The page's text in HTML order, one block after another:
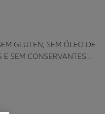
GLUTEN, SEM ÓLEO DE
SEM CONSERVANTES